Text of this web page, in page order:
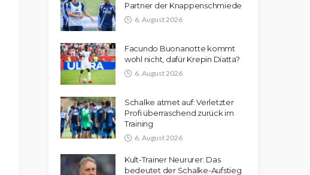
Partner der Knappenschmiede
6. August 2026
Facundo Buonanotte kommt
wohl nicht, dafür Krepin Diatta?
6. August 2026
Schalke atmet auf: Verletzter
Profi überraschend zurück im
Training
6. August 2026
Kult-Trainer Neururer: Das
bedeutet der Schalke-Aufstieg